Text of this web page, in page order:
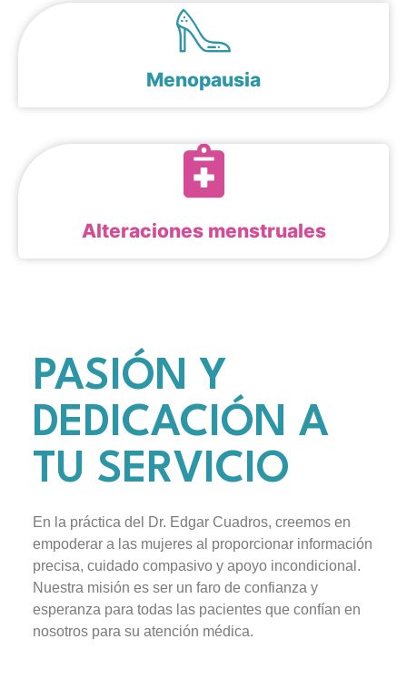
Menopausia
Alteraciones menstruales
PASIÓN Y
DEDICACIÓN A
TU SERVICIO
En la práctica del Dr. Edgar Cuadros, creemos en
empoderar a las mujeres al proporcionar información
precisa, cuidado compasivo y apoyo incondicional.
Nuestra misión es ser un faro de confianza y
esperanza para todas las pacientes que confían en
nosotros para su atención médica.